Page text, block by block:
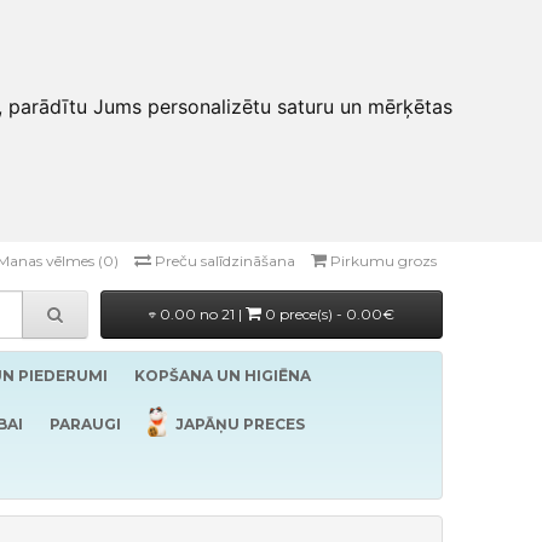
Jums personalizētu saturu un mērķētas
vēlmes (0) Preču salīdzināšana Pirkumu grozs
0.00 no 21 | 0 prece(s) - 0.00€
PIEDERUMI KOPŠANA UN HIGIĒNA
PARAUGI JAPĀŅU PRECES